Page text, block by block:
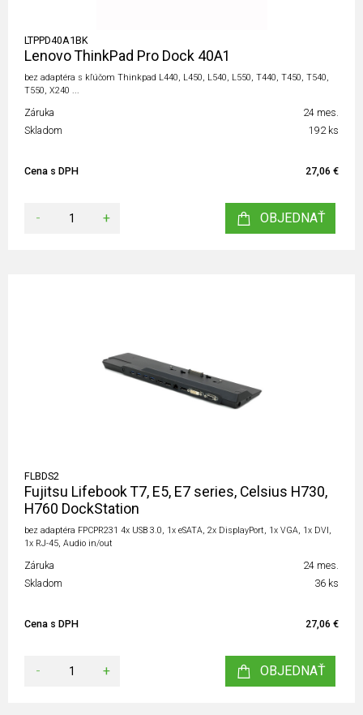
LTPPD40A1BK
Lenovo ThinkPad Pro Dock 40A1
bez adaptéra s kľúčom Thinkpad L440, L450, L540, L550, T440, T450, T540,
T550, X240 ...
Záruka
24 mes.
Skladom
192 ks
Cena s DPH 27,06 €
- + OBJEDNAŤ
FLBDS2
Fujitsu Lifebook T7, E5, E7 series, Celsius H730,
H760 DockStation
bez adaptéra FPCPR231 4x USB 3.0, 1x eSATA, 2x DisplayPort, 1x VGA, 1x DVI,
1x RJ-45, Audio in/out
Záruka
24 mes.
Skladom
36 ks
Cena s DPH 27,06 €
- + OBJEDNAŤ